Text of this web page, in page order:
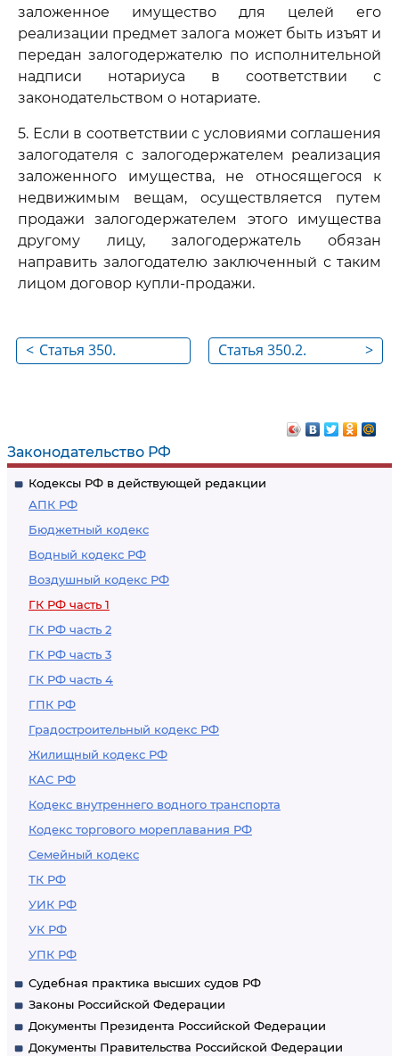
Законодательство РФ
Кодексы РФ в действующей редакции
АПК РФ
Бюджетный кодекс
Водный кодекс РФ
Воздушный кодекс РФ
ГК РФ часть 1
ГК РФ часть 2
ГК РФ часть 3
ГК РФ часть 4
ГПК РФ
Градостроительный кодекс РФ
Жилищный кодекс РФ
КАС РФ
Кодекс внутреннего водного транспорта
Кодекс торгового мореплавания РФ
Семейный кодекс
ТК РФ
УИК РФ
УК РФ
УПК РФ
Судебная практика высших судов РФ
Законы Российской Федерации
Документы Президента Российской Федерации
Документы Правительства Российской Федерации
заложенное имущество для целей его
реализации предмет залога может быть изъят и
передан залогодержателю по исполнительной
надписи нотариуса в соответствии с
законодательством о нотариате.
5. Если в соответствии с условиями соглашения
залогодателя с залогодержателем реализация
заложенного имущества, не относящегося к
недвижимым вещам, осуществляется путем
продажи залогодержателем этого имущества
другому лицу, залогодержатель обязан
направить залогодателю заключенный с таким
лицом договор купли-продажи.
< Статья 350.
обращении на него
взыскания в
судебном порядке
>
Статья 350.2.
при реализации
заложенного
имущества, не
относящегося к